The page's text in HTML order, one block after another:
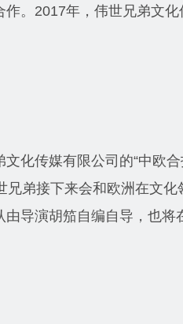
作。2017年，伟世兄弟文
文化传媒有限公司的“中欧
兄弟接下来会和欧洲在文
由导演胡笳自编自导，也将